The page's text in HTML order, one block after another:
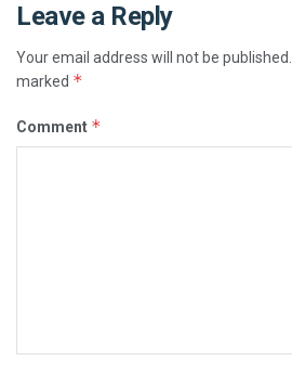
Leave a Reply
Your email address will not be published.
marked *
Comment *